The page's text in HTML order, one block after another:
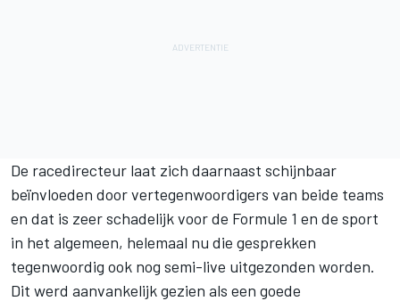
De racedirecteur laat zich daarnaast schijnbaar
beïnvloeden door vertegenwoordigers van beide teams
en dat is zeer schadelijk voor de Formule 1 en de sport
in het algemeen, helemaal nu die gesprekken
tegenwoordig ook nog semi-live uitgezonden worden.
Dit werd aanvankelijk gezien als een goede